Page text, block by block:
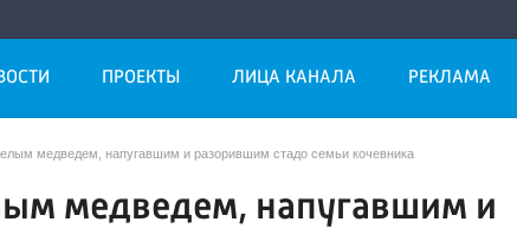
ПРОЕКТЫ ЛИЦА КАНАЛА РЕКЛАМА
медведем, напугавшим и разорившим стадо семьи кочевника
медведем, напугавшим и